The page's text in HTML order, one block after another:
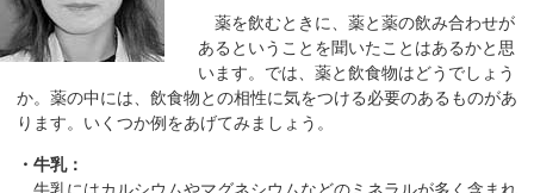
す
共
通
メ
ニ
ュ
薬を飲むときに、薬と薬の飲み合わせが
あるということを聞いたことはあるかと思
います。では、薬と飲食物はどうでしょう
か。薬の中には、飲食物との相性に気をつける必要のあるものがあ
ります。いくつか例をあげてみましょう。
・牛乳：
牛乳にはカルシウムやマグネシウムなどのミネラルが多く含まれ